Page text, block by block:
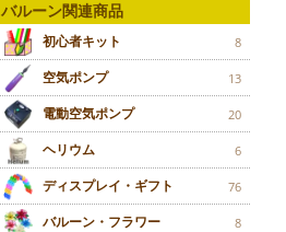
バルーン関連商品
初心者キット 8
空気ポンプ 13
電動空気ポンプ 20
ヘリウム 6
ディスプレイ・ギフト 76
バルーン・フラワー 8